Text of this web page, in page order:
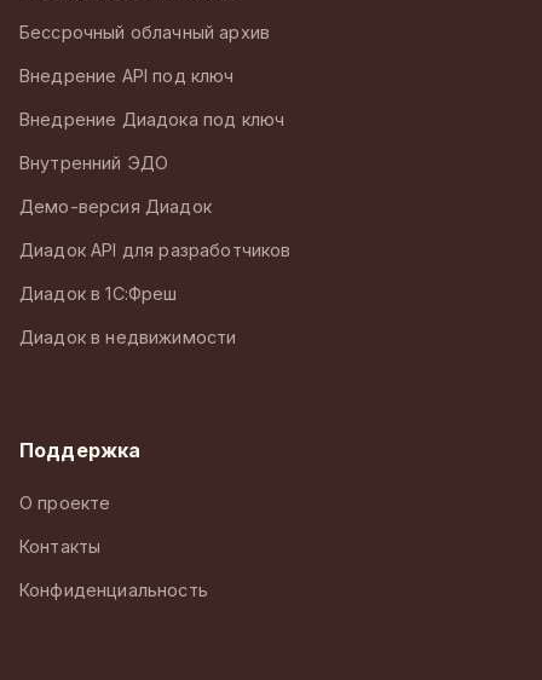
Бессрочный облачный архив
Внедрение API под ключ
Внедрение Диадока под ключ
Внутренний ЭДО
Демо-версия Диадок
Диадок API для разработчиков
Диадок в 1С:Фреш
Диадок в недвижимости
Поддержка
О проекте
Контакты
Конфиденциальность